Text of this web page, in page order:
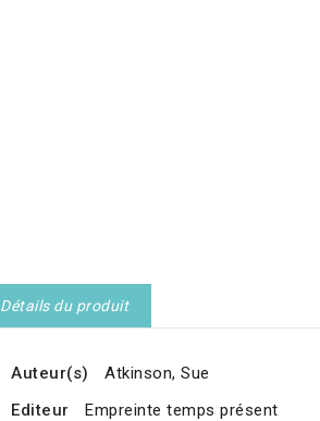
Détails du produit
Auteur(s)
Atkinson, Sue
Editeur
Empreinte temps présent